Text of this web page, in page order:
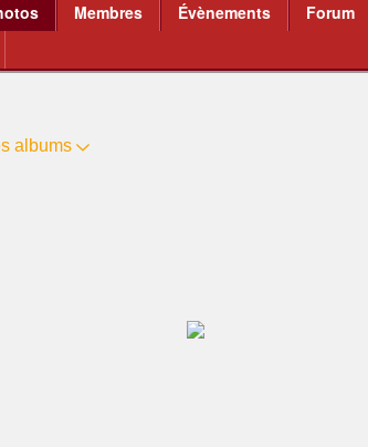
Membres Évènements Forum
albums